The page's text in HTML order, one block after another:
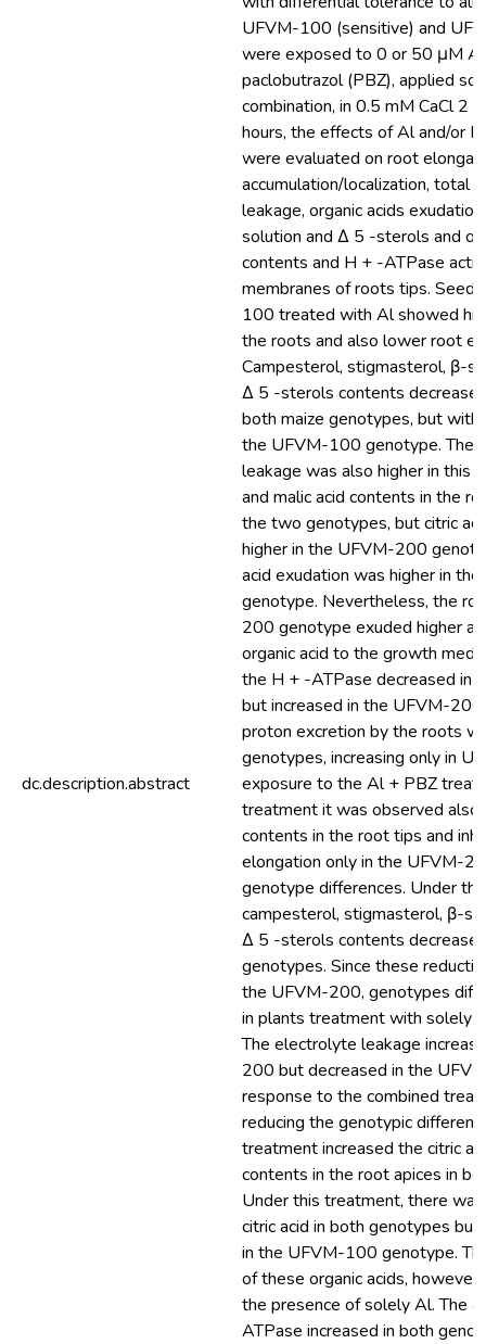
dc.description.abstract
UFVM-100 (sensitive) and
were exposed to 0 or 50 μM
paclobutrazol (PBZ), applied
combination, in 0.5 mM CaCl 2
hours, the effects of Al and/or
were evaluated on root
accumulation/localization, total
leakage, organic acids
solution and Δ 5 -sterols and
contents and H + -ATPase
membranes of roots tips.
100 treated with Al showed
the roots and also lower root
Campesterol, stigmasterol, β-
Δ 5 -sterols contents
both maize genotypes, but with
the UFVM-100 genotype. The
leakage was also higher in this
and malic acid contents in the
the two genotypes, but citric
higher in the UFVM-200
acid exudation was higher in
genotype. Nevertheless, the
200 genotype exuded higher
organic acid to the growth
the H + -ATPase decreased in
but increased in the UFVM-
proton excretion by the roots
genotypes, increasing only in
exposure to the Al + PBZ
treatment it was observed also
contents in the root tips and
elongation only in the UFVM-
genotype differences. Under
campesterol, stigmasterol, β-
Δ 5 -sterols contents
genotypes. Since these
the UFVM-200, genotypes
in plants treatment with solely
The electrolyte leakage
200 but decreased in the
response to the combined
reducing the genotypic
treatment increased the citric
contents in the root apices in
Under this treatment, there was
citric acid in both genotypes but
in the UFVM-100 genotype.
of these organic acids,
the presence of solely Al. The
ATPase increased in both